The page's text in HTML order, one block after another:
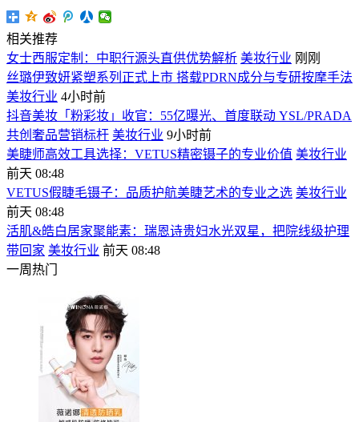
相关推荐
女士西服定制：中职行源头直供优势解析 美妆行业 刚刚
丝璐伊致妍紧塑系列正式上市 搭载PDRN成分与专研按摩手法
美妆行业 4小时前
抖音美妆「粉彩妆」收官：55亿曝光、首度联动 YSL/PRADA
共创奢品营销标杆 美妆行业 9小时前
美睫师高效工具选择：VETUS精密镊子的专业价值 美妆行业
前天 08:48
VETUS假睫毛镊子：品质护航美睫艺术的专业之选 美妆行业
前天 08:48
活肌&皓白居家聚能素：瑞恩诗贵妇水光双星，把院线级护理
带回家 美妆行业 前天 08:48
一周热门